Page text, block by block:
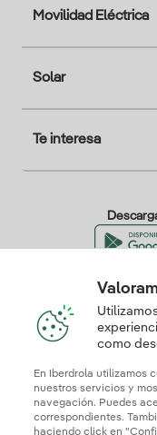
Movilidad Eléctrica
Solar
Te interesa
Nuestros
como
En Iberdrola utilizamos
nuestros servicios y
navegación. Puedes
correspondientes.
haciendo click en